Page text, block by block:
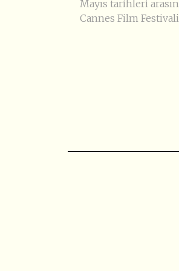
Mayıs tarihleri
Cannes Film